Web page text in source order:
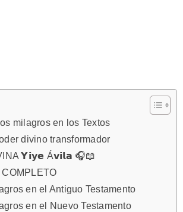
milagros en los Textos
divino transformador
𝗬𝗶𝘆𝗲 Á𝘃𝗶𝗹𝗮 🎧📖
en el Antiguo Testamento
en el Nuevo Testamento